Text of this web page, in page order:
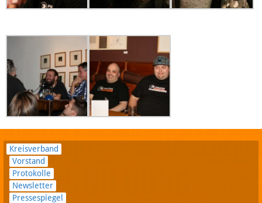
Kreisverband
Vorstand
Protokolle
Newsletter
Pressespiegel